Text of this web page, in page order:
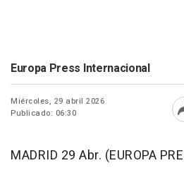
Europa Press Internacional
Miércoles, 29 abril 2026
Publicado: 06:30
MADRID 29 Abr. (EUROPA